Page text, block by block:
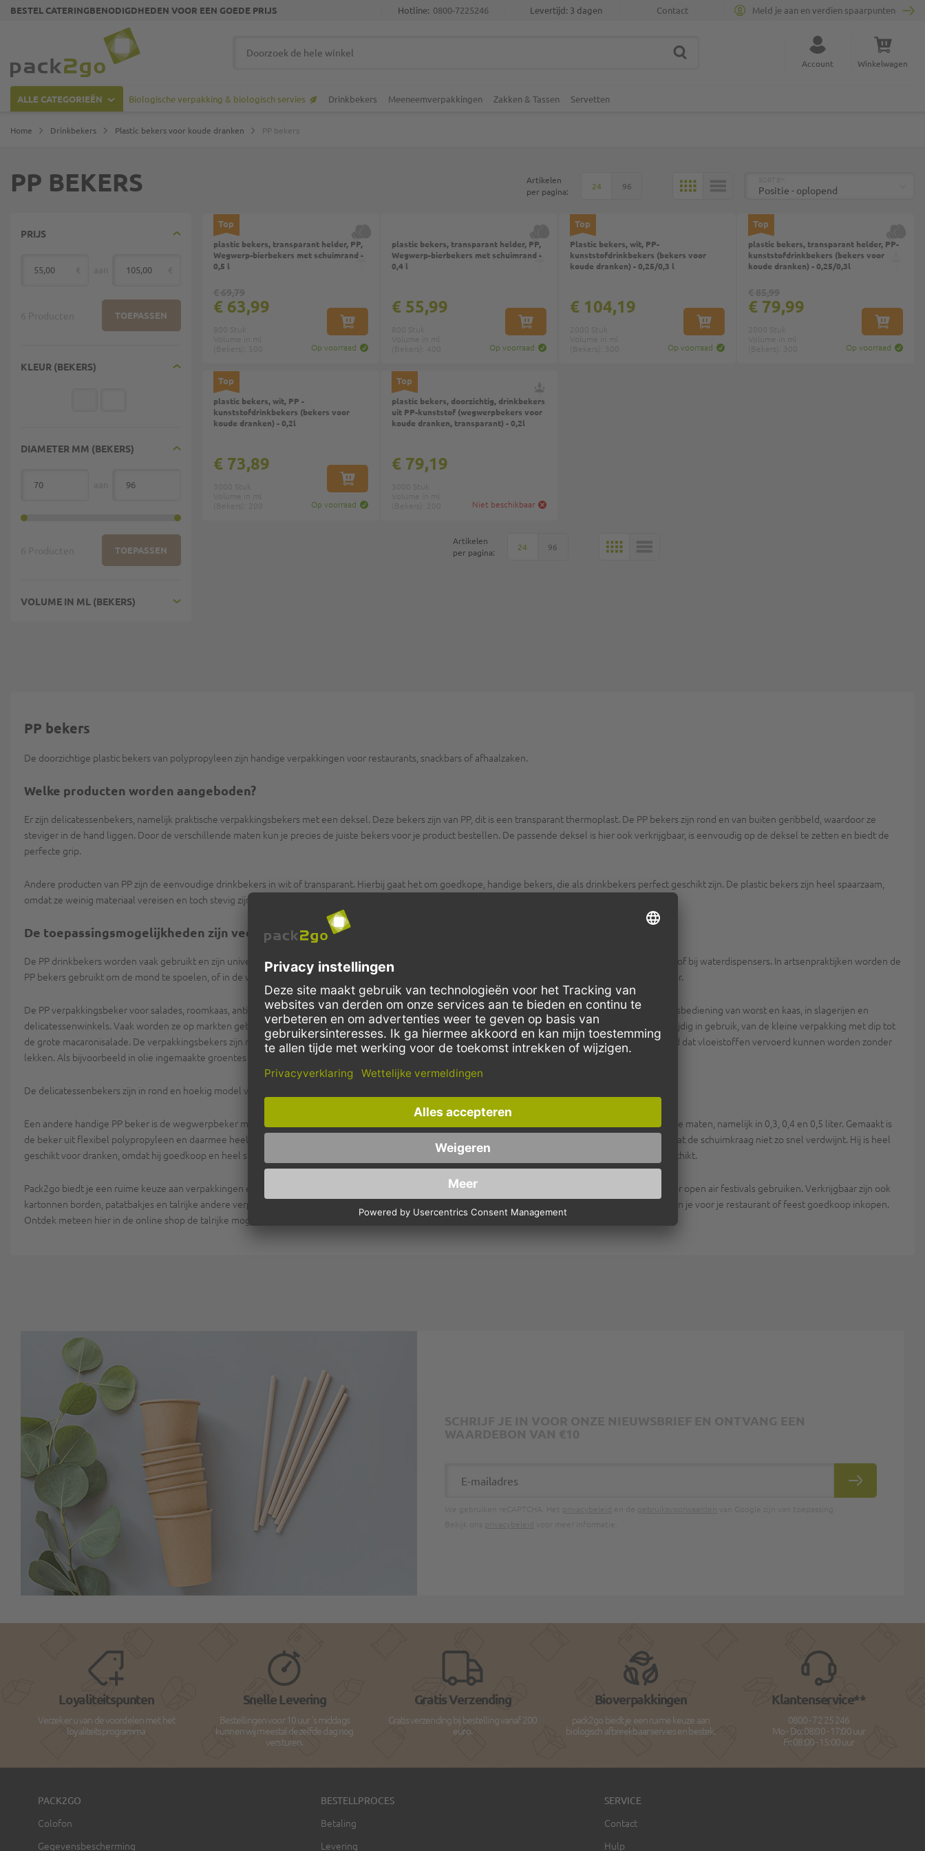
BESTEL CATERINGBENODIGDHEDEN VOOR EEN GOEDE PRIJS Contact
Levertijd: 3 dagen
Hotline: 0800-7225246 Meld je aan en verdien spaarpunten
Sluit zoekopdracht
ZOEK Account Winkelwagen
ALLE CATEGORIEËN Biologische verpakking & biologisch servies Drinkbekers Meeneemverpakkingen Zakken & Tassen Servetten
Home Drinkbekers Plastic bekers voor koude dranken PP bekers
PP BEKERS
Artikelen
per pagina:
24 96 MOZAÏEK
PRIJS
TOEPASSEN
KLEUR (BEKERS)
DIAMETER MM (BEKERS)
TOEPASSEN
VOLUME IN ML (BEKERS)
Top
plastic bekers, transparant helder, PP,
Wegwerp-bierbekers met schuimrand -
0,5 l
Op voorraad
IN WINKELWAGEN
€ 63,99
€ 69,79
plastic bekers, transparant helder, PP,
Wegwerp-bierbekers met schuimrand -
0,4 l
Op voorraad
IN WINKELWAGEN
€ 55,99
Top
Plastic bekers, wit, PP-
kunststofdrinkbekers (bekers voor
koude dranken) - 0,25/0,3 l
Op voorraad
IN WINKELWAGEN
€ 104,19
Top
plastic bekers, transparant helder, PP-
kunststofdrinkbekers (bekers voor
koude dranken) - 0,25/0,3l
Op voorraad
IN
€ 79,99
€ 85,99
Top
plastic bekers, wit, PP -
kunststofdrinkbekers (bekers voor
koude dranken) - 0,2l
Op voorraad
IN WINKELWAGEN
€ 73,89
Top
plastic bekers, doorzichtig, drinkbekers
uit PP-kunststof (wegwerpbekers voor
koude dranken, transparant) - 0,2l
Niet beschikbaar
€ 79,19
Artikelen
per pagina:
24 96 MOZAÏEK
PP bekers
De doorzichtige plastic bekers van polypropyleen zijn handige verpakkingen voor restaurants, snackbars of afhaalzaken.
Welke producten worden aangeboden?
Er zijn delicatessenbekers, namelijk praktische verpakkingsbekers met een deksel. Deze bekers zijn van PP, dit is een transparant thermoplast. De PP bekers zijn rond en van buiten geribbeld, waardoor ze
steviger in de hand liggen. Door de verschillende maten kun je precies de juiste bekers voor je product bestellen. De passende deksel is hier ook verkrijgbaar, is eenvoudig op de deksel te zetten en biedt de
perfecte grip.
Andere producten van PP zijn de eenvoudige drinkbekers in wit of transparant. Hierbij gaat het om goedkope, handige bekers, die als drinkbekers perfect geschikt zijn. De plastic bekers zijn heel spaarzaam,
omdat ze weinig materiaal vereisen en toch stevig zijn en optimaal voor het uitschenken van water, cola en limonade.
De toepassingsmogelijkheden zijn veelzijdig!
De PP drinkbekers worden vaak gebruikt en zijn universeel inzetbaar. Ze worden bijvoorbeeld voor evenementen, beurzen en in artsenpraktijken gebruikt, of bij waterdispensers. In artsenpraktijken worden de
PP bekers gebruikt om de mond te spoelen, of in de wachtkamer voor water. Op feesten en bij evenementen zijn de drinkbekers als schenkbekers bruikbaar.
De PP verpakkingsbeker voor salades, roomkaas, antipasti, ingemaakte groenten, olijven, worst en nog veel meer. Je kunt de bekers gebruiken voor de versbediening van worst en kaas, in slagerijen en
delicatessenwinkels. Vaak worden ze op markten gebruikt, om bijvoorbeeld dips te verpakken. Door de verschillende groottes zijn de PP bekers heel veelzijdig in gebruik, van de kleine verpakking met dip tot
de grote macaronisalade. De verpakkingsbekers zijn natuurlijk voorzien van de juiste deksel. De deksel zit precies goed op de beker, zo wordt gegarandeerd dat vloeistoffen vervoerd kunnen worden zonder
lekken. Als bijvoorbeeld in olie ingemaakte groentes vervoerd moeten worden.
De delicatessenbekers zijn in rond en hoekig model verkrijgbaar, zodat je nog meer keuze hebt de passende beker voor je product te kopen.
Een andere handige PP beker is de wegwerpbeker met schuimrand, dit is een goedkope wegwerpbeker voor feestjes. Verkrijgbaar is hij in drie verschillende maten, namelijk in 0,3, 0,4 en 0,5 liter. Gemaakt is
de beker uit flexibel polypropyleen en daarmee heel geschikt als beker voor koude dranken. Hij bezit een glad oppervlak en een rand voor bierschuim, zodat de schuimkraag niet zo snel verdwijnt. Hij is heel
geschikt voor dranken, omdat hij goedkoop en heel stevig is. De PP beker is niet alleen voor bier, maar ook voor cola, limonade en alle vruchtensappen geschikt.
Pack2go biedt je een ruime keuze aan verpakkingen en horeca-artikelen. Zo kun je de PP bekers bijvoorbeeld samen met andere artikelen van pack2go voor open air festivals gebruiken. Verkrijgbaar zijn ook
kartonnen borden, patatbakjes en talrijke andere verpakkingen voor eten en drinken om mee te nemen. Voor grootverbruikers is er kwantumkorting, zo kun je voor je restaurant of feest goedkoop inkopen.
Ontdek meteen hier in de online shop de talrijke mogelijkheden!
INSCHRIJVEN
Loyaliteitspunten
Verzeker u van de voordelen met het
loyaliteitsprogramma
Snelle Levering
Bestellingen voor 10 uur 's middags
kunnen wij meestal dezelfde dag nog
versturen.
Gratis Verzending
Gratis verzending bij bestelling vanaf 200
euro.
Bioverpakkingen
pack2go biedt je een ruime keuze aan
biologisch afbreekbaar servies en bestek.
Klantenservice**
0800 - 72 25 246
Mo - Do: 08:00 - 17:00 uur
Fr: 08:00 - 15:00 uur
PACK2GO
Colofon
Gegevensbescherming
BESTELLPROCES
Betaling
Levering
SERVICE
Contact
Hulp